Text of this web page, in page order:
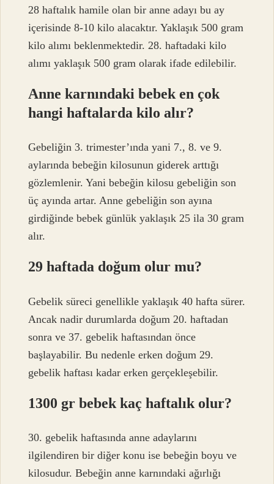
28 haftalık hamile olan bir anne adayı bu ay
içerisinde 8-10 kilo alacaktır. Yaklaşık 500 gram
kilo alımı beklenmektedir. 28. haftadaki kilo
alımı yaklaşık 500 gram olarak ifade edilebilir.
Anne karnındaki bebek en çok
hangi haftalarda kilo alır?
Gebeliğin 3. trimester’ında yani 7., 8. ve 9.
aylarında bebeğin kilosunun giderek arttığı
gözlemlenir. Yani bebeğin kilosu gebeliğin son
üç ayında artar. Anne gebeliğin son ayına
girdiğinde bebek günlük yaklaşık 25 ila 30 gram
alır.
29 haftada doğum olur mu?
Gebelik süreci genellikle yaklaşık 40 hafta sürer.
Ancak nadir durumlarda doğum 20. haftadan
sonra ve 37. gebelik haftasından önce
başlayabilir. Bu nedenle erken doğum 29.
gebelik haftası kadar erken gerçekleşebilir.
1300 gr bebek kaç haftalık olur?
30. gebelik haftasında anne adaylarını
ilgilendiren bir diğer konu ise bebeğin boyu ve
kilosudur. Bebeğin anne karnındaki ağırlığı